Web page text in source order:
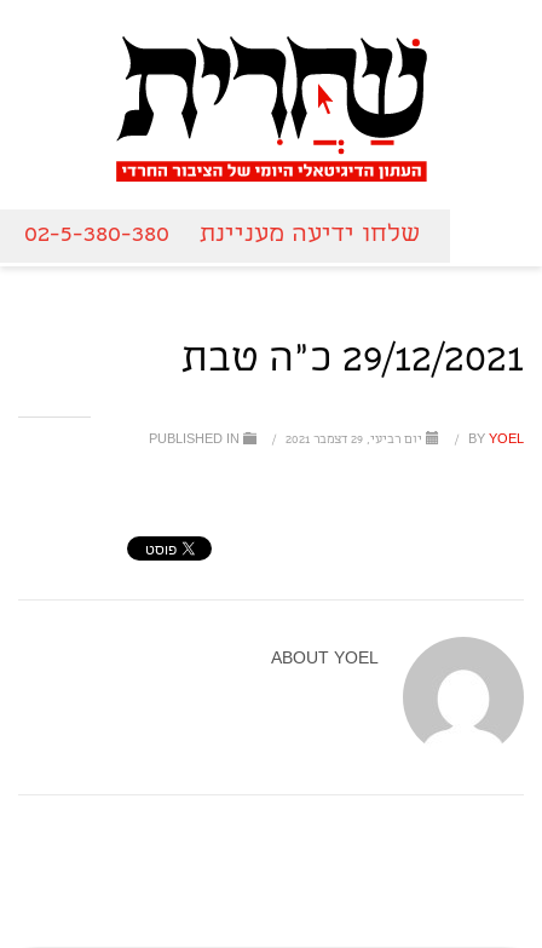
שלחו ידיעה מעניינת 02-5-380-380
29/12/2021 כ"ה טבת
BY YOEL
/ יום רביעי, 29 דצמבר 2021 /
ABOUT YOEL